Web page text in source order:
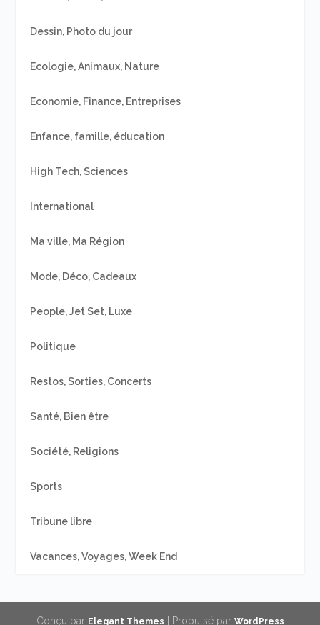
Dessin, Photo du jour
Ecologie, Animaux, Nature
Economie, Finance, Entreprises
Enfance, famille, éducation
High Tech, Sciences
International
Ma ville, Ma Région
Mode, Déco, Cadeaux
People, Jet Set, Luxe
Politique
Restos, Sorties, Concerts
Santé, Bien être
Société, Religions
Sports
Tribune libre
Vacances, Voyages, Week End
Conçu par Elegant Themes | Propulsé par WordPress